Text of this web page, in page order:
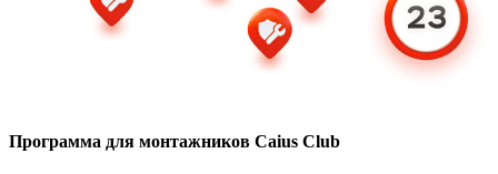
Программа для монтажников Caius Club